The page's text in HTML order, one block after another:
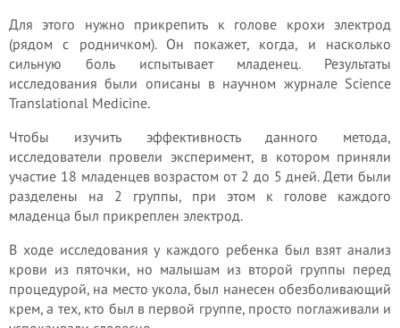
Для этого нужно прикрепить к голове крохи электрод
(рядом с родничком). Он покажет, когда, и насколько
сильную боль испытывает младенец. Результаты
исследования были описаны в научном журнале Science
Translational Medicine.
Чтобы изучить эффективность данного метода,
исследователи провели эксперимент, в котором приняли
участие 18 младенцев возрастом от 2 до 5 дней. Дети были
разделены на 2 группы, при этом к голове каждого
младенца был прикреплен электрод.
В ходе исследования у каждого ребенка был взят анализ
крови из пяточки, но малышам из второй группы перед
процедурой, на место укола, был нанесен обезболивающий
крем, а тех, кто был в первой группе, просто поглаживали и